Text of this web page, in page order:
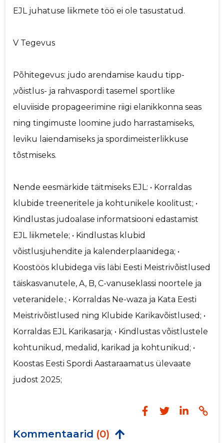
EJL juhatuse liikmete töö ei ole tasustatud.
V Tegevus
Põhitegevus: judo arendamise kaudu tipp-
,võistlus- ja rahvaspordi tasemel sportlike
eluviiside propageerimine riigi elanikkonna seas
ning tingimuste loomine judo harrastamiseks,
leviku laiendamiseks ja spordimeisterlikkuse
tõstmiseks.
Nende eesmärkide täitmiseks EJL: • Korraldas
klubide treeneritele ja kohtunikele koolitust; •
Kindlustas judoalase informatsiooni edastamist
EJL liikmetele; • Kindlustas klubid
võistlusjuhendite ja kalenderplaanidega; •
Koostöös klubidega viis läbi Eesti Meistrivõistlused
täiskasvanutele, A, B, C-vanuseklassi noortele ja
veteranidele.; • Korraldas Ne-waza ja Kata Eesti
Meistrivõistlused ning Klubide Karikavõistlused; •
Korraldas EJL Karikasarja; • Kindlustas võistlustele
kohtunikud, medalid, karikad ja kohtunikud; •
Koostas Eesti Spordi Aastaraamatus ülevaate
judost 2025;
Kommentaarid (0)